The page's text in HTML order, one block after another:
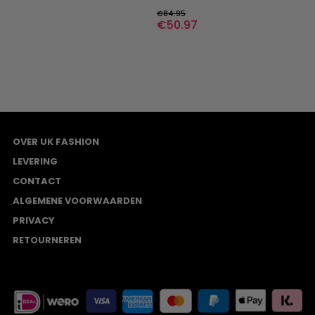
meerdere
variaties.
€84.95
€50.97
OVER UK FASHION
LEVERING
CONTACT
ALGEMENE VOORWAARDEN
PRIVACY
RETOURNEREN